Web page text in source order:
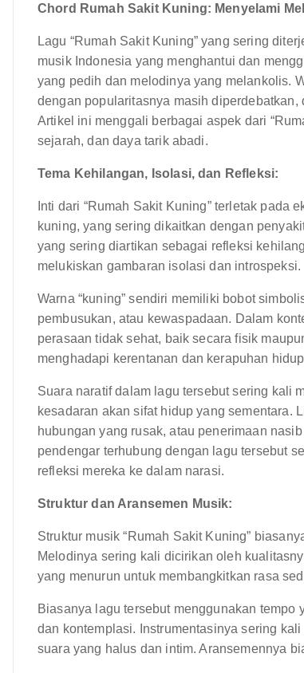
Chord Rumah Sakit Kuning: Menyelami
Lagu “Rumah Sakit Kuning” yang sering
musik Indonesia yang menghantui dan
yang pedih dan melodinya yang melankolis.
dengan popularitasnya masih
Artikel ini menggali berbagai aspek dari
sejarah, dan daya tarik abadi.
Tema Kehilangan, Isolasi, dan Refleksi:
Inti dari “Rumah Sakit Kuning” terletak pada
kuning, yang sering dikaitkan dengan
yang sering diartikan sebagai refleksi
melukiskan gambaran isolasi dan introspeksi.
Warna “kuning” sendiri memiliki bobot
pembusukan, atau kewaspadaan. Dalam
perasaan tidak sehat, baik secara fisik
menghadapi kerentanan dan kerapuhan
Suara naratif dalam lagu tersebut sering kali
kesadaran akan sifat hidup yang sementara.
hubungan yang rusak, atau penerimaan
pendengar terhubung dengan lagu tersebut
refleksi mereka ke dalam narasi.
Struktur dan Aransemen Musik:
Struktur musik “Rumah Sakit Kuning”
Melodinya sering kali dicirikan oleh
yang menurun untuk membangkitkan rasa
Biasanya lagu tersebut menggunakan
dan kontemplasi. Instrumentasinya sering
suara yang halus dan intim. Aransemennya